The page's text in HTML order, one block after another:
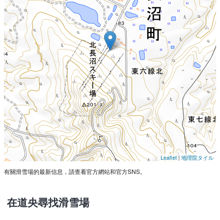
Leaflet|地理院タイル
有關滑雪場的最新信息，請查看官方網站和官方SNS。
在道央尋找滑雪場